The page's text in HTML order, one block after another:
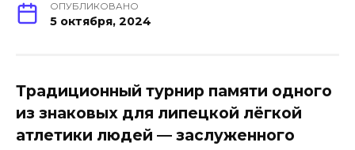
ОПУБЛИКОВАНО
5 октября, 2024
Традиционный турнир памяти одного
из знаковых для липецкой лёгкой
атлетики людей — заслуженного